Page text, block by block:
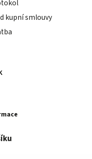
kupní smlouvy